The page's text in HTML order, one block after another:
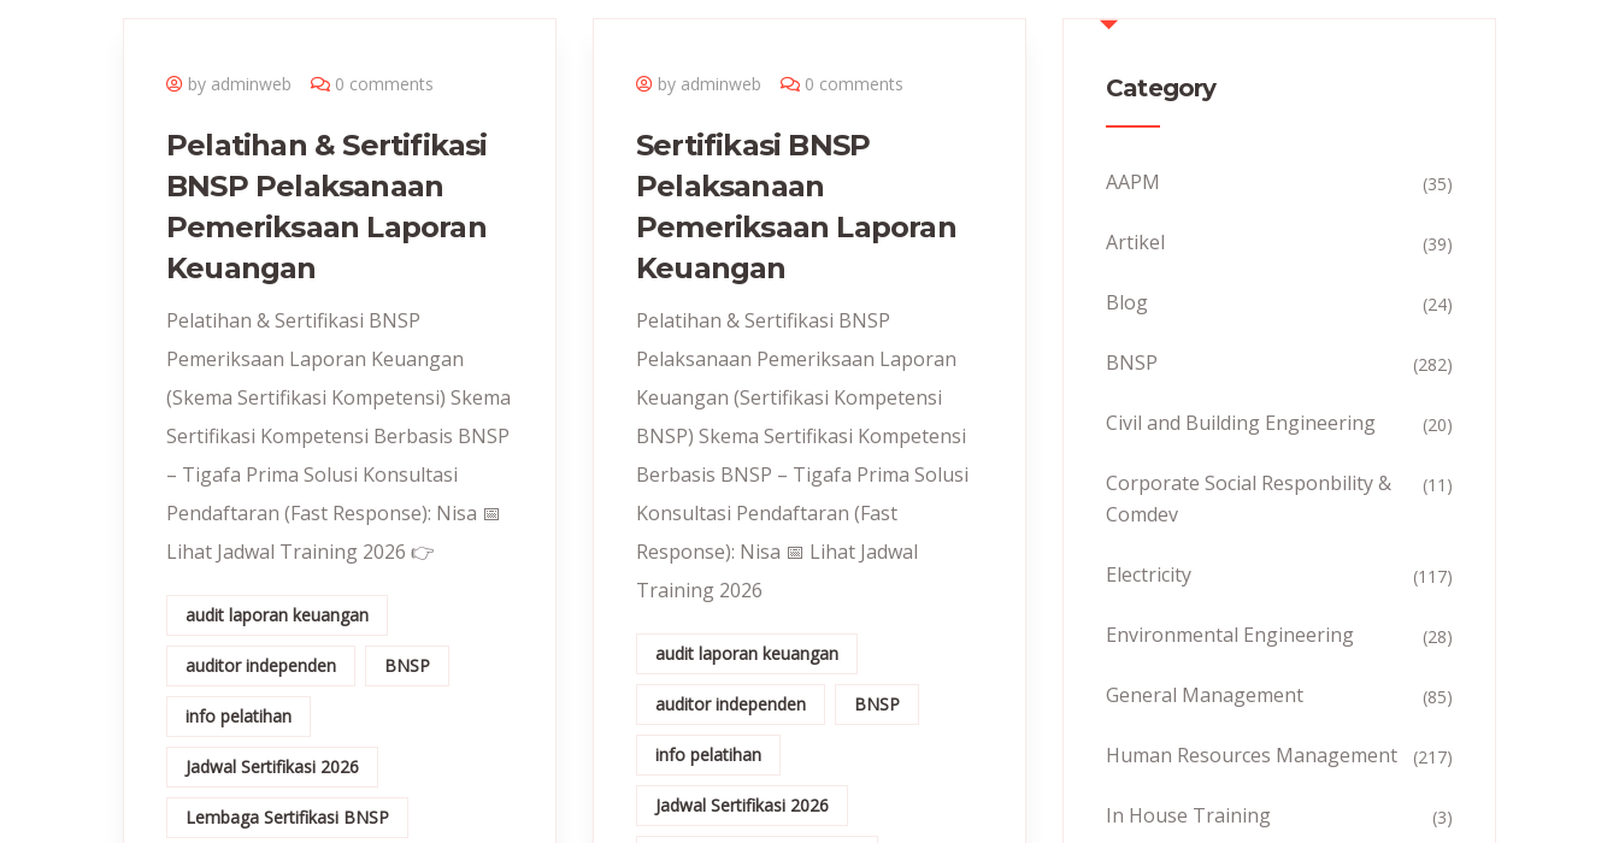
by adminweb 0 comments
Pelatihan & Sertifikasi
BNSP Pelaksanaan
Pemeriksaan Laporan
Keuangan
Pelatihan & Sertifikasi BNSP
Pemeriksaan Laporan Keuangan
(Skema Sertifikasi Kompetensi) Skema
Sertifikasi Kompetensi Berbasis BNSP
– Tigafa Prima Solusi Konsultasi
Pendaftaran (Fast Response): Nisa 📅
Lihat Jadwal Training 2026 👉
audit laporan keuangan
auditor independen BNSP
info pelatihan
Jadwal Sertifikasi 2026
Lembaga Sertifikasi BNSP
by adminweb 0 comments
Sertifikasi BNSP
Pelaksanaan
Pemeriksaan Laporan
Keuangan
Pelatihan & Sertifikasi BNSP
Pelaksanaan Pemeriksaan Laporan
Keuangan (Sertifikasi Kompetensi
BNSP) Skema Sertifikasi Kompetensi
Berbasis BNSP – Tigafa Prima Solusi
Konsultasi Pendaftaran (Fast
Response): Nisa 📅 Lihat Jadwal
Training 2026
audit laporan keuangan
auditor independen BNSP
info pelatihan
Jadwal Sertifikasi 2026
Category
AAPM (35)
Artikel (39)
Blog (24)
BNSP (282)
Civil and Building Engineering (20)
Corporate Social Responbility &
Comdev
(11)
Electricity (117)
Environmental Engineering (28)
General Management (85)
Human Resources Management (217)
In House Training (3)